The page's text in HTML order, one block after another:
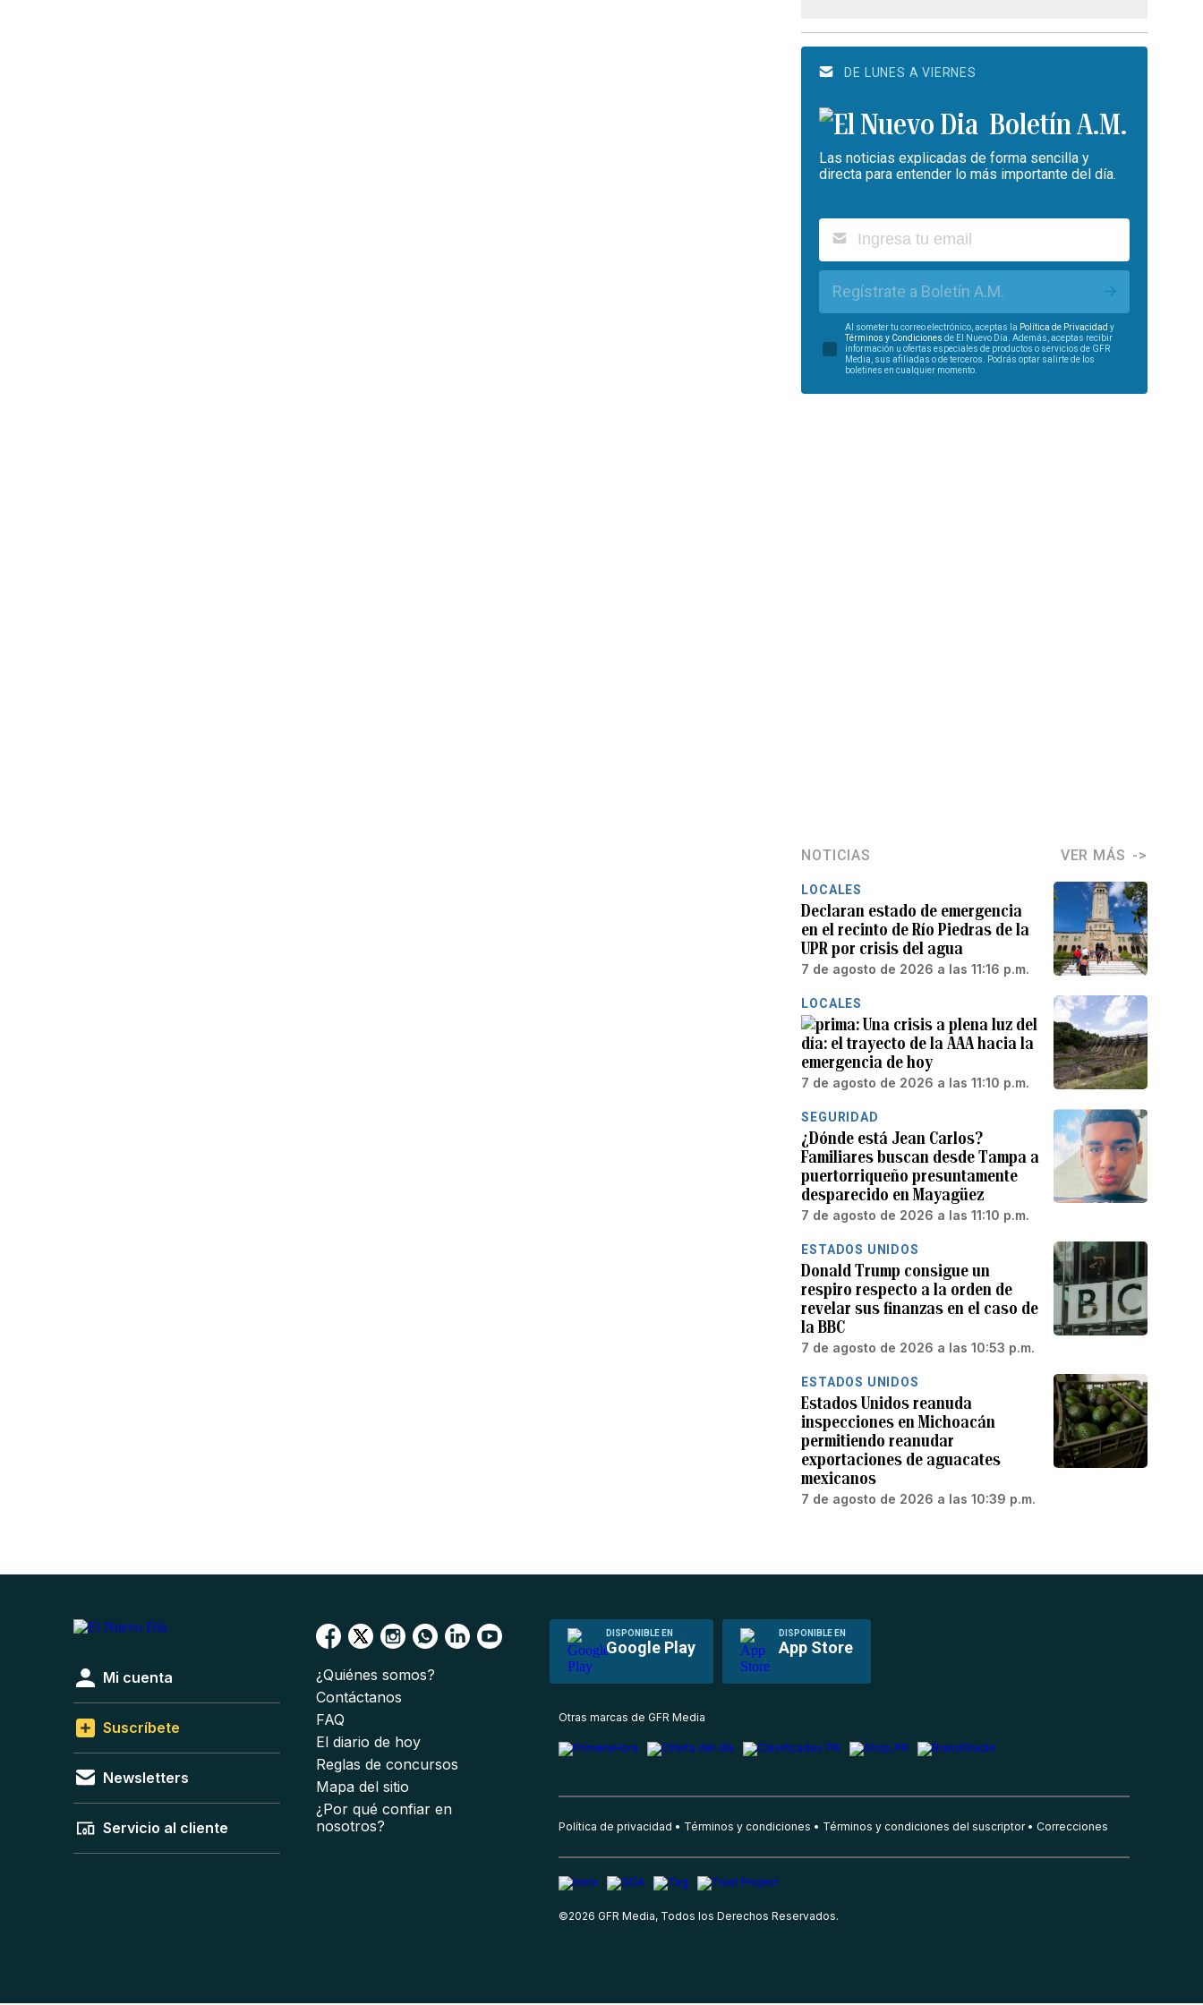
DE LUNES A VIERNES
Boletín A.M.
Las noticias explicadas de forma sencilla y
directa para entender lo más importante del día.
Regístrate a Boletín A.M.
Al someter tu correo electrónico, aceptas la Política de Privacidad y
Términos y Condiciones de El Nuevo Día. Además, aceptas recibir
información u ofertas especiales de productos o servicios de GFR
Media, sus afiliadas o de terceros. Podrás optar salirte de los
boletines en cualquier momento.
NOTICIAS VER MÁS
LOCALES
Declaran estado de emergencia
en el recinto de Río Piedras de la
UPR por crisis del agua
7 de agosto de 2026 a las 11:16 p.m.
LOCALES
Una crisis a plena luz del
día: el trayecto de la AAA hacia la
emergencia de hoy
7 de agosto de 2026 a las 11:10 p.m.
SEGURIDAD
¿Dónde está Jean Carlos?
Familiares buscan desde Tampa a
puertorriqueño presuntamente
desparecido en Mayagüez
7 de agosto de 2026 a las 11:10 p.m.
ESTADOS UNIDOS
Donald Trump consigue un
respiro respecto a la orden de
revelar sus finanzas en el caso de
la BBC
7 de agosto de 2026 a las 10:53 p.m.
ESTADOS UNIDOS
Estados Unidos reanuda
inspecciones en Michoacán
permitiendo reanudar
exportaciones de aguacates
mexicanos
7 de agosto de 2026 a las 10:39 p.m.
DISPONIBLE EN
Google Play
DISPONIBLE EN
App Store
Mi cuenta
Suscríbete
Newsletters
Servicio al cliente
¿Quiénes somos?
Contáctanos
FAQ
El diario de hoy
Reglas de concursos
Mapa del sitio
¿Por qué confiar en
nosotros?
Otras marcas de GFR Media
Política de privacidad Términos y condiciones Términos y condiciones del suscriptor Correcciones
©2026 GFR Media, Todos los Derechos Reservados.